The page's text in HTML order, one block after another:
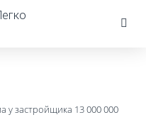
у застройщика 13 000 000